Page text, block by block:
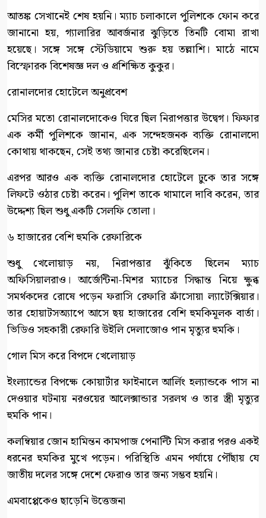
আতঙ্ক সেখানেই শেষ হয়নি। ম্যাচ চলাকালে পুলিশকে ফোন করে
জানানো হয়, গ্যালারির আবর্জনার ঝুড়িতে তিনটি বোমা রাখা
হয়েছে। সঙ্গে সঙ্গে স্টেডিয়ামে শুরু হয় তল্লাশি। মাঠে নামে
বিস্ফোরক বিশেষজ্ঞ দল ও প্রশিক্ষিত কুকুর।
রোনালদোর হোটেলে অনুপ্রবেশ
মেসির মতো রোনালদোকেও ঘিরে ছিল নিরাপত্তার উদ্বেগ। ফিফার
এক কর্মী পুলিশকে জানান, এক সন্দেহজনক ব্যক্তি রোনালদো
কোথায় থাকছেন, সেই তথ্য জানার চেষ্টা করেছিলেন।
এরপর আরও এক ব্যক্তি রোনালদোর হোটেলে ঢুকে তার সঙ্গে
লিফটে ওঠার চেষ্টা করেন। পুলিশ তাকে থামালে দাবি করেন, তার
উদ্দেশ্য ছিল শুধু একটি সেলফি তোলা।
৬ হাজারের বেশি হুমকি রেফারিকে
শুধু খেলোয়াড় নয়, নিরাপত্তার ঝুঁকিতে ছিলেন ম্যাচ
অফিসিয়ালরাও। আর্জেন্টিনা-মিশর ম্যাচের সিদ্ধান্ত নিয়ে ক্ষুব্ধ
সমর্থকদের রোষে পড়েন ফরাসি রেফারি ফ্রাঁসোয়া ল্যাটেক্সিয়ার।
তার হোয়াটসঅ্যাপে আসে ছয় হাজারের বেশি হুমকিমূলক বার্তা।
ভিডিও সহকারী রেফারি উইলি দেলাজোও পান মৃত্যুর হুমকি।
গোল মিস করে বিপদে খেলোয়াড়
ইংল্যান্ডের বিপক্ষে কোয়ার্টার ফাইনালে আর্লিং হল্যান্ডকে পাস না
দেওয়ার ঘটনায় নরওয়ের আলেক্সান্ডার সরলথ ও তার স্ত্রী মৃত্যুর
হুমকি পান।
কলম্বিয়ার জোন হামিন্তন কামপাজ পেনাল্টি মিস করার পরও একই
ধরনের হুমকির মুখে পড়েন। পরিস্থিতি এমন পর্যায়ে পৌঁছায় যে
জাতীয় দলের সঙ্গে দেশে ফেরাও তার জন্য সম্ভব হয়নি।
এমবাপ্পেকেও ছাড়েনি উত্তেজনা